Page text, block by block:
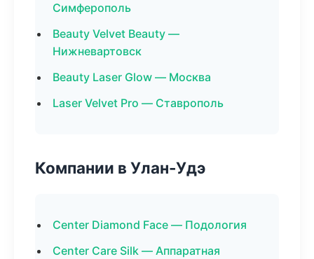
Симферополь
Beauty Velvet Beauty —
Нижневартовск
Beauty Laser Glow — Москва
Laser Velvet Pro — Ставрополь
Компании в Улан-Удэ
Center Diamond Face — Подология
Center Care Silk — Аппаратная